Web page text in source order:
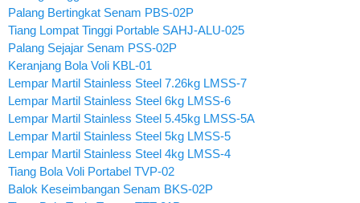
Palang Bertingkat Senam PBS-02P
Tiang Lompat Tinggi Portable SAHJ-ALU-025
Palang Sejajar Senam PSS-02P
Keranjang Bola Voli KBL-01
Lempar Martil Stainless Steel 7.26kg LMSS-7
Lempar Martil Stainless Steel 6kg LMSS-6
Lempar Martil Stainless Steel 5.45kg LMSS-5A
Lempar Martil Stainless Steel 5kg LMSS-5
Lempar Martil Stainless Steel 4kg LMSS-4
Tiang Bola Voli Portabel TVP-02
Balok Keseimbangan Senam BKS-02P